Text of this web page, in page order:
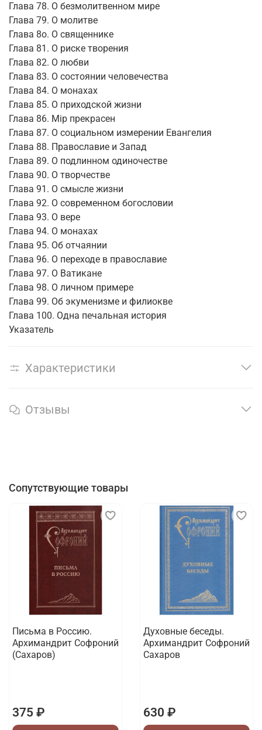
Глава 78. О безмолитвенном мире
Глава 79. О молитве
Глава 8о. О священнике
Глава 81. О риске творения
Глава 82. О любви
Глава 83. О состоянии человечества
Глава 84. О монахах
Глава 85. О приходской жизни
Глава 86. Mip прекрасен
Глава 87. О социальном измерении Евангелия
Глава 88. Православие и Запад
Глава 89. О подлинном одиночестве
Глава 90. О творчестве
Глава 91. О смысле жизни
Глава 92. О современном богословии
Глава 93. О вере
Глава 94. О монахах
Глава 95. Об отчаянии
Глава 96. О переходе в православие
Глава 97. О Ватикане
Глава 98. О личном примере
Глава 99. Об экуменизме и филиокве
Глава 100. Одна печальная история
Указатель
Характеристики
Отзывы
Сопутствующие товары
Письма в Россию.
Архимандрит Софроний
(Сахаров)
375 ₽
Духовные беседы.
Архимандрит Софроний
Сахаров
630 ₽